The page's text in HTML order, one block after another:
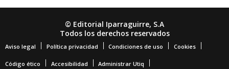
© Editorial Iparraguirre, S.A
Todos los derechos reservados
Aviso legal Política privacidad Condiciones de uso Cookies
Código ético Accesibilidad Administrar Utiq